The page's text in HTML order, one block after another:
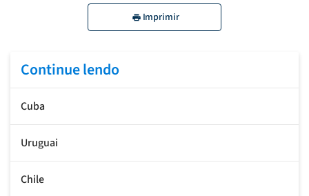
Imprimir
Continue lendo
Cuba
Uruguai
Chile